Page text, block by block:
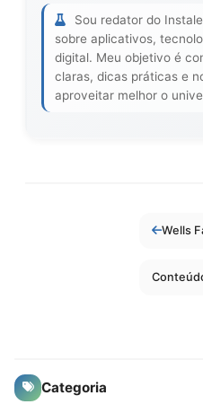
Sou redator do
sobre aplicativos,
digital. Meu objetivo é
claras, dicas práticas e
aproveitar melhor o
Categoria